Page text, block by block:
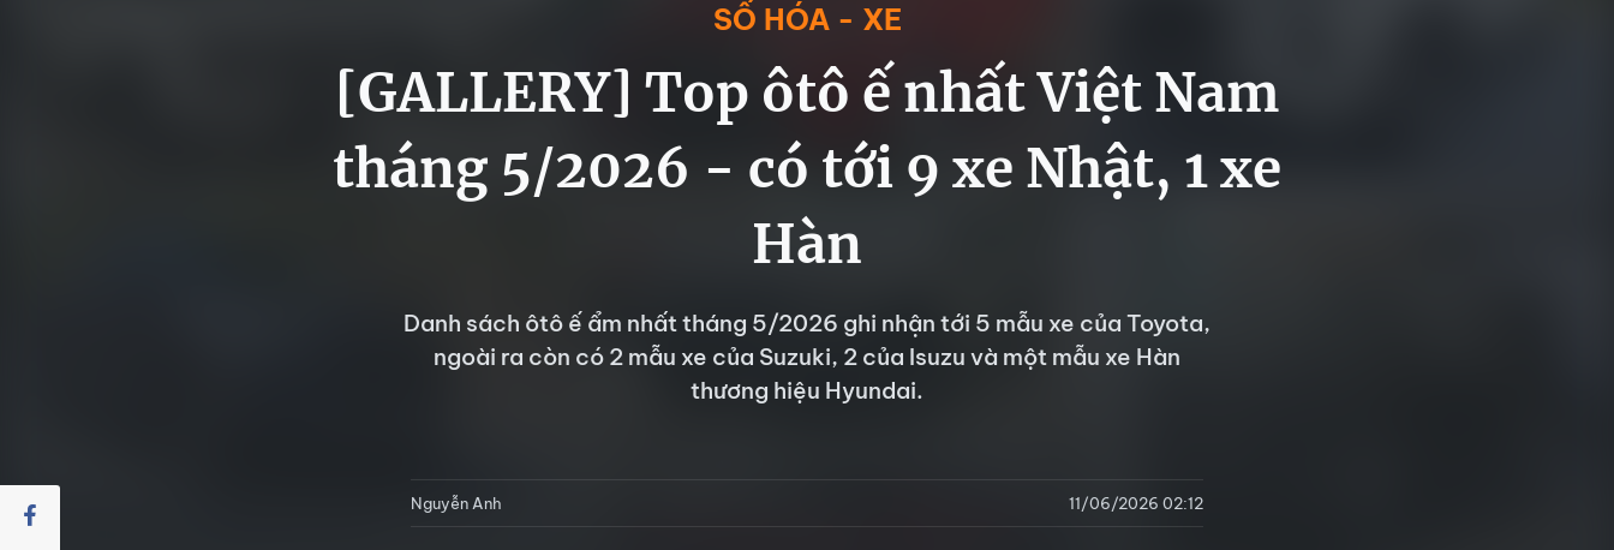
SỐ HÓA - XE
[GALLERY] Top ôtô ế nhất Việt Nam
tháng 5/2026 - có tới 9 xe Nhật, 1 xe
Hàn
Danh sách ôtô ế ẩm nhất tháng 5/2026 ghi nhận tới 5 mẫu xe của Toyota,
ngoài ra còn có 2 mẫu xe của Suzuki, 2 của Isuzu và một mẫu xe Hàn
thương hiệu Hyundai.
Nguyễn Anh 11/06/2026 02:12